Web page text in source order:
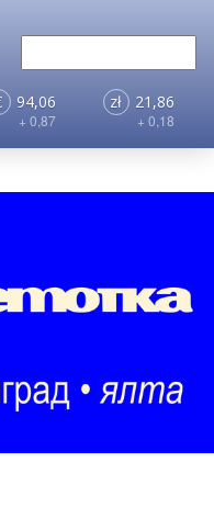
94,06
+ 0,87
zł 21,86
+ 0,18